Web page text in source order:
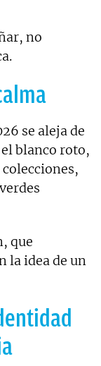
no
se aleja de
blanco roto,
que
la idea de un